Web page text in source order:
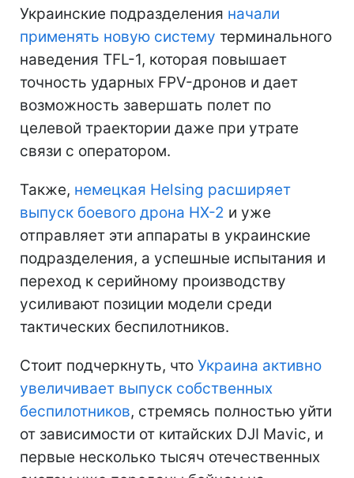
Украинские подразделения начали
применять новую систему терминального
наведения TFL-1, которая повышает
точность ударных FPV-дронов и дает
возможность завершать полет по
целевой траектории даже при утрате
связи с оператором.
Также, немецкая Helsing расширяет
выпуск боевого дрона HX-2 и уже
отправляет эти аппараты в украинские
подразделения, а успешные испытания и
переход к серийному производству
усиливают позиции модели среди
тактических беспилотников.
Стоит подчеркнуть, что Украина активно
увеличивает выпуск собственных
беспилотников, стремясь полностью уйти
от зависимости от китайских DJI Mavic, и
первые несколько тысяч отечественных